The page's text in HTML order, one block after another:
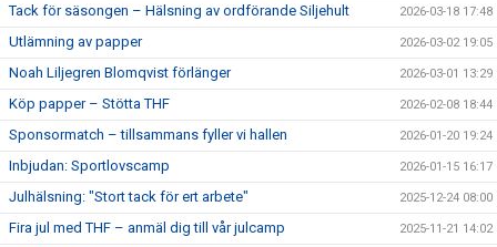
Tack för säsongen – Hälsning av ordförande Siljehult 2026-03-18 17:48
Utlämning av papper 2026-03-02 19:05
Noah Liljegren Blomqvist förlänger 2026-03-01 13:29
Köp papper – Stötta THF 2026-02-08 18:44
Sponsormatch – tillsammans fyller vi hallen 2026-01-20 19:24
Inbjudan: Sportlovscamp 2026-01-15 16:17
Julhälsning: "Stort tack för ert arbete" 2025-12-24 08:00
Fira jul med THF – anmäl dig till vår julcamp 2025-11-21 14:02